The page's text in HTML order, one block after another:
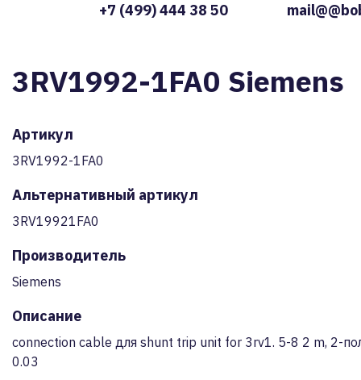
+7 (499) 444 38 50
3RV1992-1FA0 Siemens
Артикул
3RV1992-1FA0
Альтернативный артикул
3RV19921FA0
Производитель
Siemens
Описание
connection cable для shunt trip unit for 3rv1. 5-8 2 m, 2-
0.03